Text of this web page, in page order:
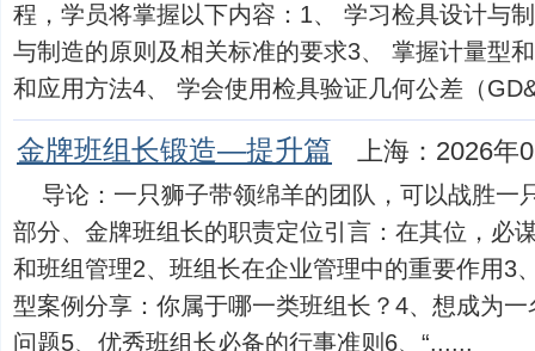
程，学员将掌握以下内容：1、 学习检具设计与
与制造的原则及相关标准的要求3、 掌握计量型
和应用方法4、 学会使用检具验证几何公差（
金牌班组长锻造—提升篇 上海：2026年
导论：一只狮子带领绵羊的团队，可以战胜一
部分、金牌班组长的职责定位引言：在其位，必
和班组管理2、班组长在企业管理中的重要作用
型案例分享：你属于哪一类班组长？4、想成为
问题5、优秀班组长必备的行事准则6、“......